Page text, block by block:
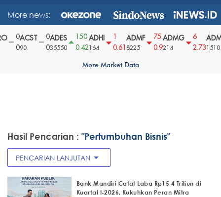
More news:
ACST
90
ADES
35550
150
0.42
ADHI
164
0.61
ADMF
8225
75
0.9
ADMG
214
2.731510
More Market Data
Hasil Pencarian : "Pertumbuhan Bisnis"
PENCARIAN LANJUTAN arrow_drop_down
Bank Mandiri Catat Laba Rp15,4 Triliun di
Kuartal I-2026, Kukuhkan Peran Mitra